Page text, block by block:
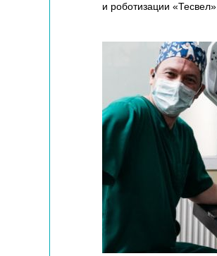
и роботизации «Тесвел».